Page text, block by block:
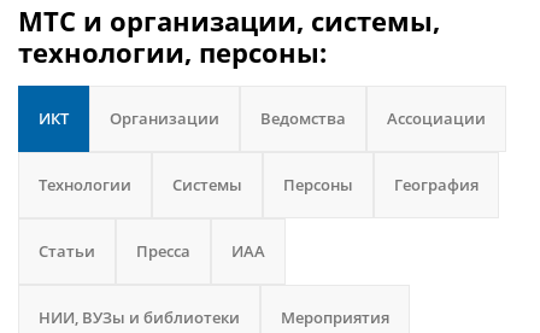
МТС и организации, системы,
технологии, персоны:
ИКТ Организации Ведомства Ассоциации
Технологии Системы Персоны География
Статьи Пресса ИАА
НИИ, ВУЗы и библиотеки Мероприятия